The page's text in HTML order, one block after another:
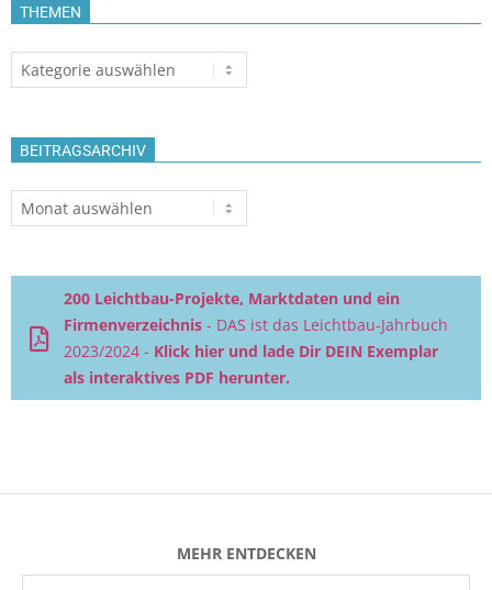
THEMEN
Themen
BEITRAGSARCHIV
Beitragsarchiv
200 Leichtbau-Projekte, Marktdaten und ein
Firmenverzeichnis - DAS ist das Leichtbau-Jahrbuch
2023/2024 - Klick hier und lade Dir DEIN Exemplar
als interaktives PDF herunter.
MEHR ENTDECKEN